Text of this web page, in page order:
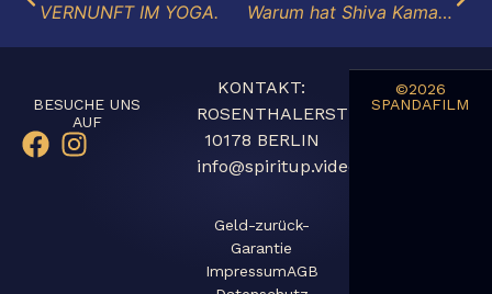
VERNUNFT IM YOGA.
Warum hat Shiva Kama, den Gott der körperlichen Liebe und Leidenschaft, bestraft?
BESUCHE UNS
AUF
KONTAKT:
ROSENTHALERSTR,51
10178 BERLIN
info@spiritup.video
Geld-zurück-
Garantie
ImpressumAGB
©2026
SPANDAFILM